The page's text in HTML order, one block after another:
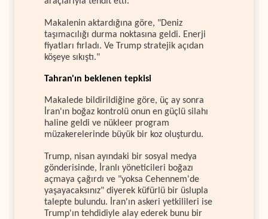
Makalenin aktardığına göre, "Deniz
taşımacılığı durma noktasına geldi. Enerji
fiyatları fırladı. Ve Trump stratejik açıdan
köşeye sıkıştı."
Tahran'ın beklenen tepkisi
Makalede bildirildiğine göre, üç ay sonra
İran'ın boğaz kontrolü onun en güçlü silahı
haline geldi ve nükleer program
müzakerelerinde büyük bir koz oluşturdu.
Trump, nisan ayındaki bir sosyal medya
gönderisinde, İranlı yöneticileri boğazı
açmaya çağırdı ve "yoksa Cehennem'de
yaşayacaksınız" diyerek küfürlü bir üslupla
talepte bulundu. İran'ın askeri yetkilileri ise
Trump'ın tehdidiyle alay ederek bunu bir